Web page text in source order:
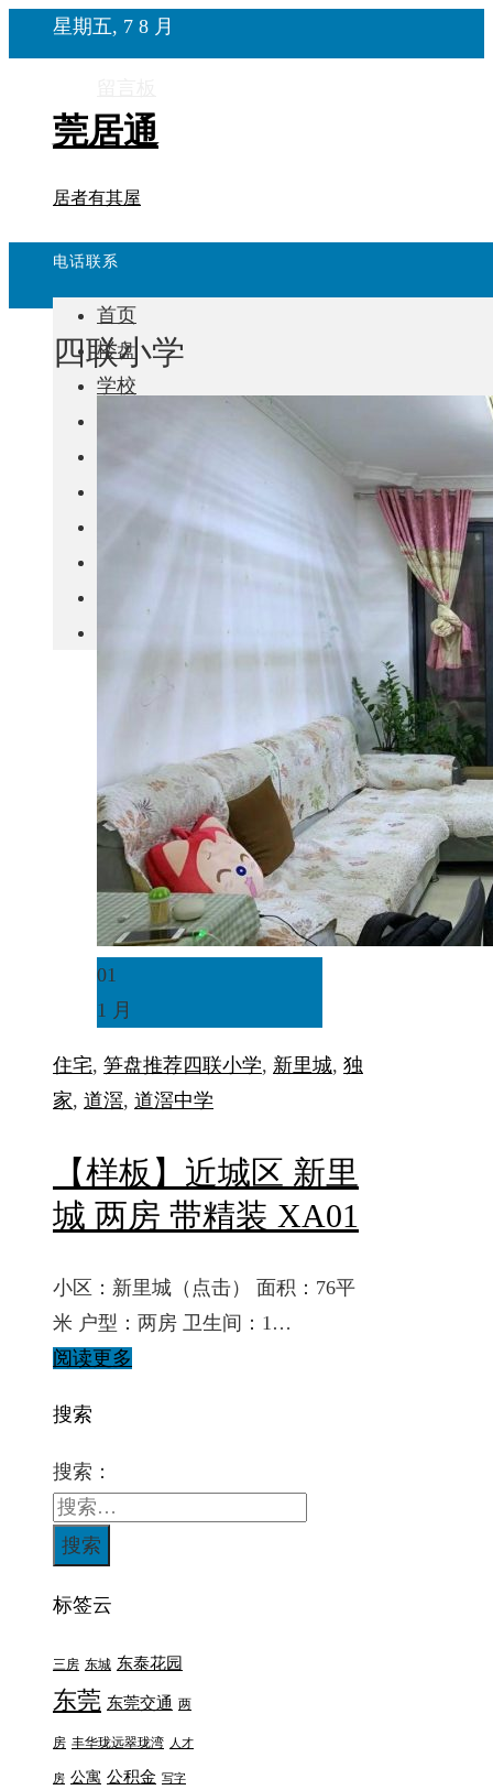
星期五, 7 8 月
莞居通
居者有其屋
电话联系
首页
楼盘
学校
自建房
四联小学
01
1 月
住宅, 笋盘推荐四联小学, 新里城, 独
家, 道滘, 道滘中学
【样板】近城区 新里
城 两房 带精装 XA01
小区：新里城（点击） 面积：76平
米 户型：两房 卫生间：1…
阅读更多
搜索
搜索：
标签云
三房 东城 东泰花园
东莞 东莞交通 两
房 丰华珑远翠珑湾 人才
房 公寓 公积金 写字